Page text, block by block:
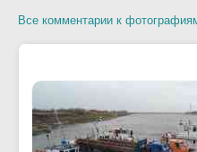
Все комментарии к